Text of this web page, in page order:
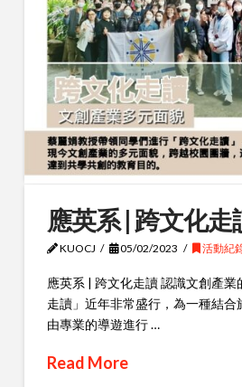
應英系 | 跨文化走
KUOCJ 05/02/2023 活動紀
應英系 | 跨文化走讀 認識文創產
走讀」近年非常盛行，為一種結合
由專業的導遊進行 …
Read More